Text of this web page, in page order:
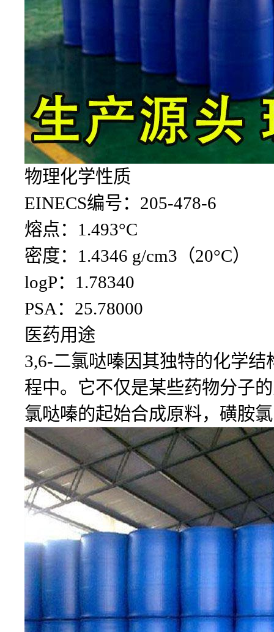
物理化学性质
EINECS编号：205-478-6
熔点：1.493°C
密度：1.4346 g/cm3（20°C）
logP：1.78340
PSA：25.78000
医药用途
3,6-二氯哒嗪因其独特的化学
程中。它不仅是某些药物分子
氯哒嗪的起始合成原料，磺胺